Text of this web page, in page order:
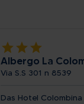
star star star
Albergo La
Via S.S 301 n 8539
Das Hotel